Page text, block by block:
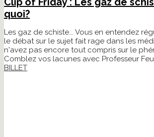
quoi?
Les gaz de schiste... Vous en entendez
le débat sur le sujet fait rage dans les
n'avez pas encore tout compris sur le
Comblez vos lacunes avec Professeur
BILLET